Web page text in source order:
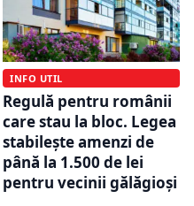
INFO UTIL
Regulă pentru românii
care stau la bloc. Legea
stabilește amenzi de
până la 1.500 de lei
pentru vecinii gălăgioși